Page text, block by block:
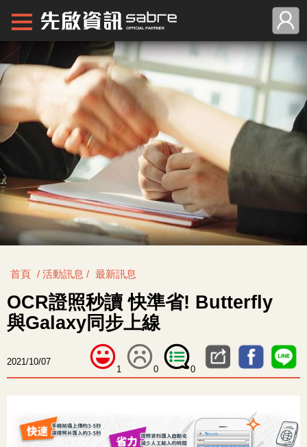
首頁 / 活動訊息 / 最新訊息
OCR證照秒讀 快準省! Butterfly
與Galaxy同步上線
1 0 0
2021/10/07